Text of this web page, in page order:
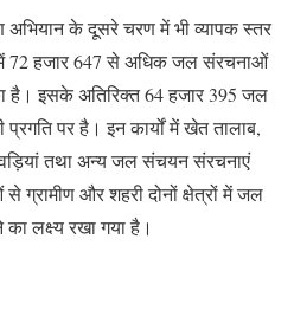
अभियान के दूसरे चरण में भी व्यापक स्तर
72 हजार 647 से अधिक जल संरचनाओं
है। इसके अतिरिक्त 64 हजार 395 जल
प्रगति पर है। इन कार्यों में खेत तालाब,
तथा अन्य जल संचयन संरचनाएं
ग्रामीण और शहरी दोनों क्षेत्रों में जल
लक्ष्य रखा गया है।